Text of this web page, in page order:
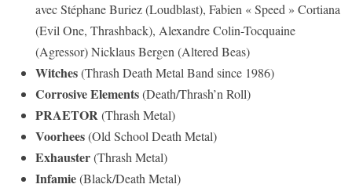
avec Stéphane Buriez (Loudblast), Fabien « Speed » Cortiana
(Evil One, Thrashback), Alexandre Colin-Tocquaine
(Agressor) Nicklaus Bergen (Altered Beas)
Witches(Thrash Death Metal Band since 1986)
Corrosive Elements(Death/Thrash’n Roll)
PRAETOR(Thrash Metal)
Voorhees(Old School Death Metal)
Exhauster(Thrash Metal)
Infamie(Black/Death Metal)